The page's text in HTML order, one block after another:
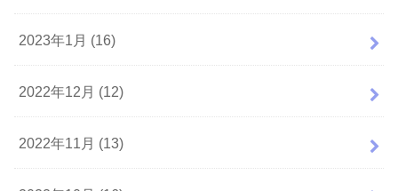
2023年1月 (16)
2022年12月 (12)
2022年11月 (13)